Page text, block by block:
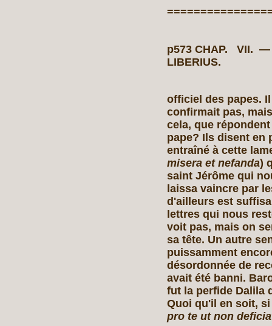
p573 CHAP. VII. —
LIBERIUS.
officiel des papes.
confirmait pas,
cela, que
pape? Ils disent en
entraîné à cette
misera et nefanda)
saint Jérôme qui
laissa vaincre par
d'ailleurs est
lettres qui nous
voit pas, mais on
sa tête. Un autre
puissamment
désordonnée de
avait été banni.
fut la perfide Dalila
Quoi qu'il en soit,
pro te ut non